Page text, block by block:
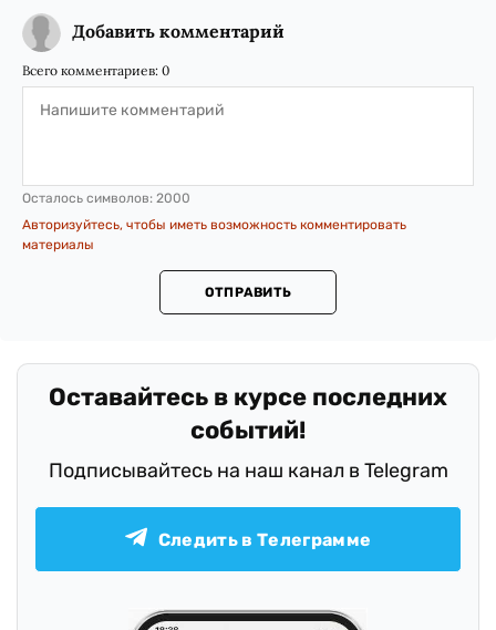
Добавить комментарий
Всего комментариев: 0
Осталось символов: 2000
Авторизуйтесь, чтобы иметь возможность комментировать
материалы
ОТПРАВИТЬ
Оставайтесь в курсе последних
событий!
Подписывайтесь на наш канал в Telegram
Следить в Телеграмме